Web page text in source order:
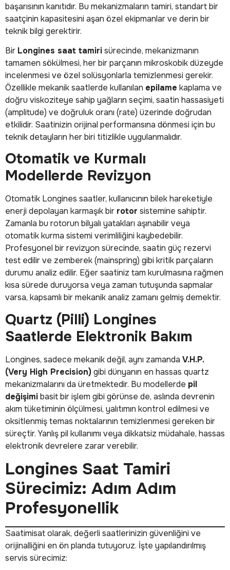
başarısının kanıtıdır. Bu mekanizmaların tamiri, standart bir
saatçinin kapasitesini aşan özel ekipmanlar ve derin bir
teknik bilgi gerektirir.
Bir Longines saat tamirisürecinde, mekanizmanın
tamamen sökülmesi, her bir parçanın mikroskobik düzeyde
incelenmesi ve özel solüsyonlarla temizlenmesi gerekir.
Özellikle mekanik saatlerde kullanılan epilame kaplama ve
doğru viskoziteye sahip yağların seçimi, saatin hassasiyeti
(amplitude) ve doğruluk oranı (rate) üzerinde doğrudan
etkilidir. Saatinizin orijinal performansına dönmesi için bu
teknik detayların her biri titizlikle uygulanmalıdır.
Otomatik ve Kurmalı
Modellerde Revizyon
Otomatik Longines saatler, kullanıcının bilek hareketiyle
enerji depolayan karmaşık bir rotor sistemine sahiptir.
Zamanla bu rotorun bilyalı yatakları aşınabilir veya
otomatik kurma sistemi verimliliğini kaybedebilir.
Profesyonel bir revizyon sürecinde, saatin güç rezervi
test edilir ve zemberek (mainspring) gibi kritik parçaların
durumu analiz edilir. Eğer saatiniz tam kurulmasına rağmen
kısa sürede duruyorsa veya zaman tutuşunda sapmalar
varsa, kapsamlı bir mekanik analiz zamanı gelmiş demektir.
Quartz (Pilli) Longines
Saatlerde Elektronik Bakım
Longines, sadece mekanik değil, aynı zamanda V.H.P.
(Very High Precision)gibi dünyanın en hassas quartz
mekanizmalarını da üretmektedir. Bu modellerde pil
değişimibasit bir işlem gibi görünse de, aslında devrenin
akım tüketiminin ölçülmesi, yalıtımın kontrol edilmesi ve
oksitlenmiş temas noktalarının temizlenmesi gereken bir
süreçtir. Yanlış pil kullanımı veya dikkatsiz müdahale, hassas
elektronik devrelere zarar verebilir.
Longines Saat Tamiri
Sürecimiz: Adım Adım
Profesyonellik
Saatimisat olarak, değerli saatlerinizin güvenliğini ve
orijinalliğini en ön planda tutuyoruz. İşte yapılandırılmış
servis sürecimiz: